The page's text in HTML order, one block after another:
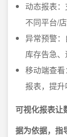
动态报表
不同平台/
异常预警：
库存告急
移动端查
报表，提
可视化报表让
据为依据，指